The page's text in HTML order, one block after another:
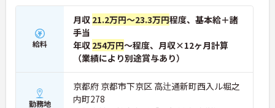
給料
月収 21.2万円～23.3万円程度、基本給＋諸
手当
年収 254万円～程度、月収×12ヶ月計算
（業績により別途賞与あり）
勤務地
京都府 京都市下京区 高辻通新町西入ル堀之
内町278